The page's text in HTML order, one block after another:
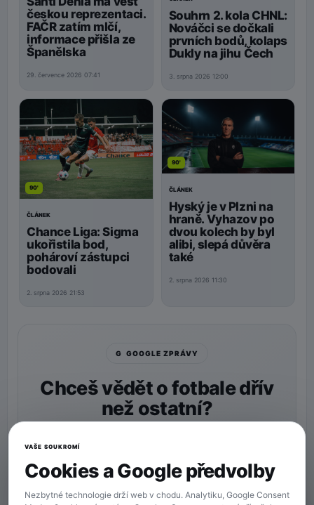
českou reprezentaci.
FAČR zatím mlčí,
informace přišla ze
Španělska
29. července 2026 07:41
Souhrn 2. kola CHNL:
Nováčci se dočkali
prvních bodů, kolaps
Dukly na jihu Čech
3. srpna 2026 12:00
90'
ČLÁNEK
Chance Liga: Sigma
ukořistila bod,
pohároví zástupci
bodovali
2. srpna 2026 21:53
90'
ČLÁNEK
Hyský je v Plzni na
hraně. Vyhazov po
dvou kolech by byl
alibi, slepá důvěra
také
2. srpna 2026 11:30
G GOOGLE ZPRÁVY
Chceš vědět o fotbale dřív
než ostatní?
★ Preferovaný zdroj Více zpráv na Googlu
VAŠE SOUKROMÍ
Cookies a Google předvolby
Nezbytné technologie drží web v chodu. Analytiku, Google Consent